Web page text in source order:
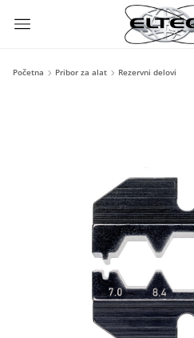
Početna Pribor za alat Rezervni delovi